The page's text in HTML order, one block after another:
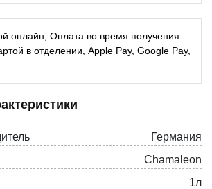
онлайн, Оплата во время получения
в отделении, Apple Pay, Google Pay,
Германия
Chamaleon
1л